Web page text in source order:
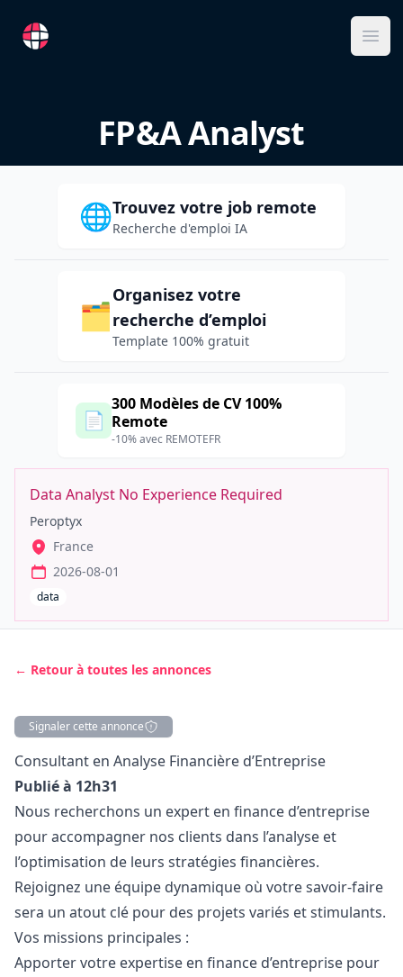
RemoteFR
FP&A Analyst
🌐Trouvez votre job remote
Recherche d'emploi IA
🗂️
Organisez votre
recherche d’emploi
Template 100% gratuit
📄
300 Modèles de CV 100%
Remote
-10% avec REMOTEFR
Data Analyst No Experience Required
Peroptyx
France
2026-08-01
data
← Retour à toutes les annonces
Signaler cette annonce
Description
Consultant en Analyse Financière d’Entreprise
Publié à 12h31
Nous recherchons un expert en finance d’entreprise
pour accompagner nos clients dans l’analyse et
l’optimisation de leurs stratégies financières.
Rejoignez une équipe dynamique où votre savoir-faire
sera un atout clé pour des projets variés et stimulants.
Vos missions principales :
Apporter votre expertise en finance d’entreprise pour